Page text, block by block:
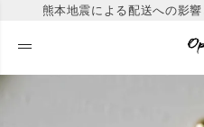
熊本地震による配送への影